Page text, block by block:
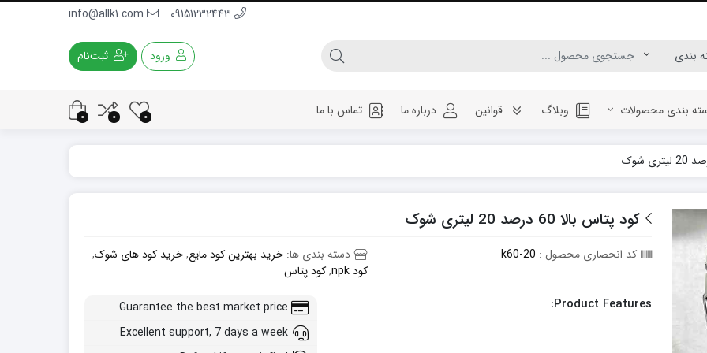
ورود ثبت‌نام
بندی محصولات وبلاگ قوانین درباره ما تماس با ما 0
0
0
کود پتاس بالا 60 درصد 20 لیتری شوک
کد انحصاری محصول : k60-20 دسته بندی ها: خرید بهترین کود مایع,خرید کود های شوک,
کود npk
,کود پتاس
Product Features:
Guarantee the best market price
Excellent support, 7 days a week